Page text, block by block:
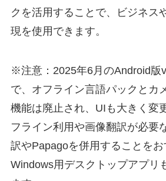
クを活用することで、ビジネス
現を使用できます。
※注意：2025年6月のAndroid版
で、オフライン言語パックとカ
機能は廃止され、UIも大きく変
フライン利用や画像翻訳が必要
訳やPapagoを併用することをお
Windows用デスクトップアプリ